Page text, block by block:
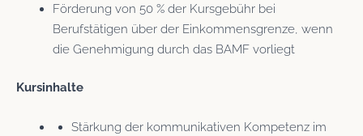
Förderung von 50 % der Kursgebühr bei
Berufstätigen über der Einkommensgrenze, wenn
die Genehmigung durch das BAMF vorliegt
Kursinhalte
Stärkung der kommunikativen Kompetenz im